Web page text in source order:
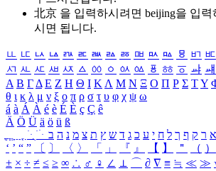
北京 을 입력하시려면 beijing을 입력
시면 됩니다.
ㅥ ㅦ ㅧ ㅨ ㅩ ㅪ ㅫ ㅬ ㅭ ㅮ ㅯ ㅰ ㅱ ㅲ ㅳ
ㅺ ㅻ ㅼ ㅽ ㅾ ㅿ ㆀ ㆁ ㆂ ㆃ ㆄ ㆅ ㆆ ㆇ ㆈ
Α Β ΓΔ Ε Ζ Η Θ Ι ΚΛ Μ Ν Ξ Ο Π Ρ Σ ΤΥ
θ ι κ λ μ ν ξ ο π ρ σ τ υ φ χ ψ ω
á à Á À é è É È ç Ç ê
Ä Ö Ü ä ö ü ß
ִֶֹ ֻּ ׁׂ א ר ק ף ך ל ח י ע כ ג ד ש ץ ת צ מ נ ה ב
‘ ’ “ ” 〔 〕 〈 〉 「 」 『 』 【 】 ＂ （ ）
± × ÷ ≠ ≤ ≥ ∞ ∴ ♂ ♀ ∠ ⊥ ⌒ ∂ ∇ ≡ ≒ ≪ ≫